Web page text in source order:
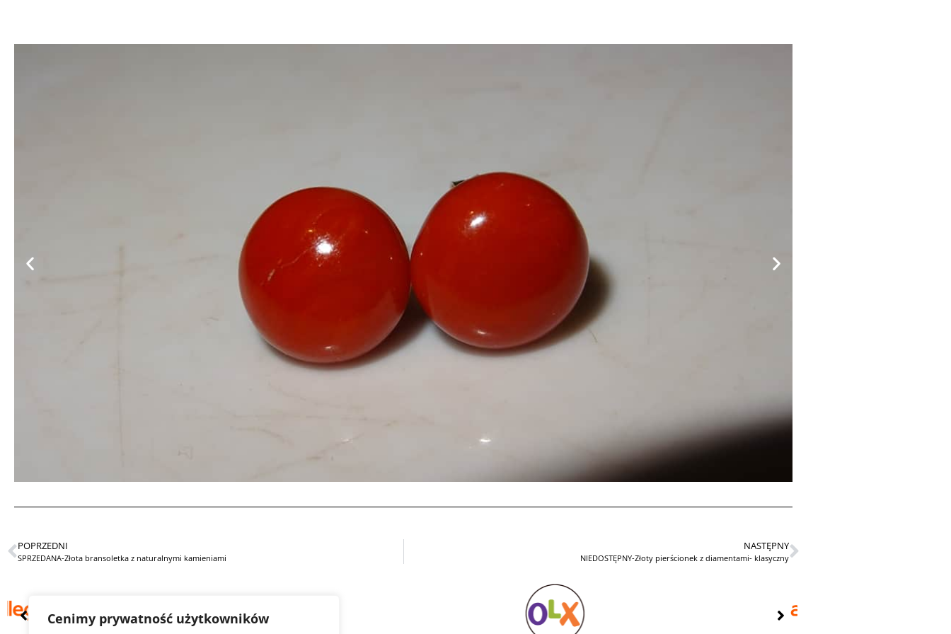
Cenimy prywatność użytkowników
POPRZEDNI
SPRZEDANA-Złota bransoletka z naturalnymi kamieniami
NASTĘPNY
NIEDOSTĘPNY-Złoty pierścionek z diamentami- klasyczny